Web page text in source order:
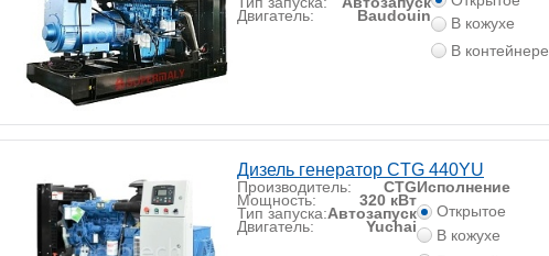
Двигатель: Baudouin
В кожухе
В контейнере
Дизель генератор CTG 440YU
Производитель: CTG
Мощность: 320 кВт
Тип запуска:Автозапуск
Двигатель: Yuchai
Исполнение
Открытое
В кожухе